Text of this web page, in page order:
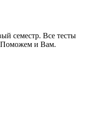
семестр. Все тесты
Поможем и Вам.